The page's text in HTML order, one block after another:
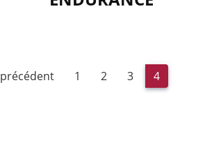
précédent 1 2 3 4